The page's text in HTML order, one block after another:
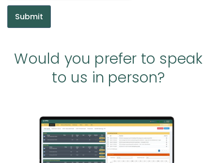
Would you prefer to speak
to us in person?